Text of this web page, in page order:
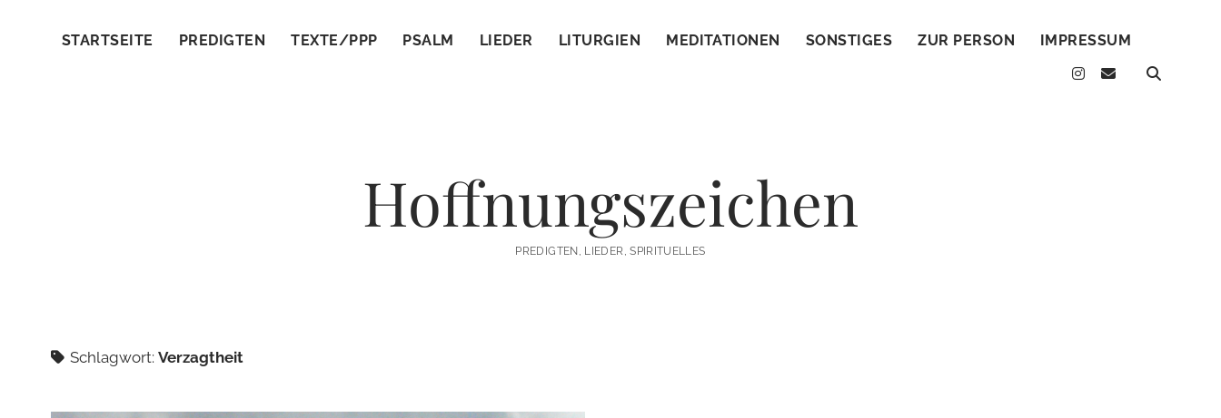
STARTSEITE PREDIGTEN TEXTE/PPP PSALM LIEDER LITURGIEN MEDITATIONEN SONSTIGES ZUR PERSON
IMPRESSUM
instagram
email
Hoffnungszeichen
PREDIGTEN, LIEDER, SPIRITUELLES
Schlagwort: Verzagtheit